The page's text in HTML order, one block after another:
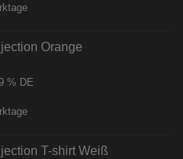
Orange
% DE
T-shirt Weiß